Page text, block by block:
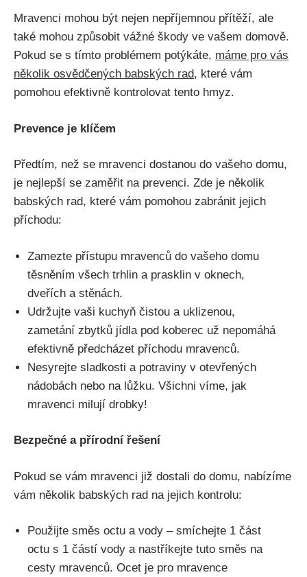
Mravenci mohou být⁤ nejen⁣ nepříjemnou ‌přítěží, ale
také mohou způsobit vážné škody ve vašem domově.
⁣Pokud se s tímto problémem potýkáte, máme ‌pro vás
několik osvědčených babských rad, které ‌vám
pomohou efektivně kontrolovat tento hmyz.
Prevence je klíčem
Předtím, než se⁤ mravenci dostanou do vašeho domu,
je nejlepší se zaměřit‍ na prevenci. Zde je několik
babských rad, které ‍vám pomohou zabránit‍ jejich
příchodu:
Zamezte ⁢přístupu mravenců ‍do vašeho domu
těsněním všech trhlin a ⁣prasklin v oknech,
dveřích a stěnách.
Udržujte⁣ vaši kuchyň čistou a uklizenou, ​
zametání zbytků jídla pod koberec už nepomáhá
efektivně⁤ předcházet příchodu mravenců.
Nesyrejte sladkosti a potraviny v otevřených
nádobách nebo na lůžku. Všichni‌ víme, jak
mravenci milují drobky!
Bezpečné a‍ přírodní řešení
Pokud se vám mravenci již dostali do domu, nabízíme
vám⁤ několik‍ babských rad na jejich kontrolu:
Použijte směs octu a vody – smíchejte 1 část
octu s ⁢1 částí vody a nastříkejte tuto‌ směs na
⁢cesty mravenců. Ocet je pro mravence